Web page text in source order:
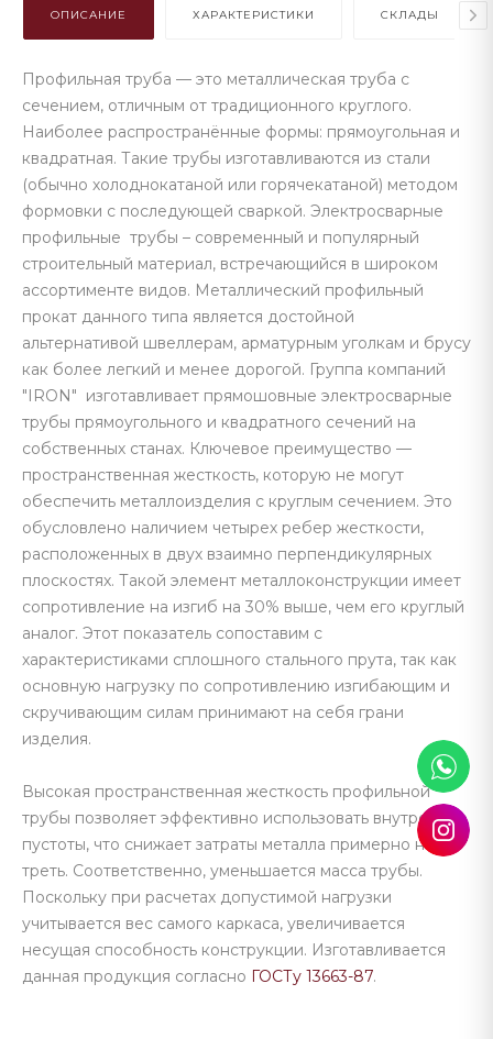
ОПИСАНИЕ ХАРАКТЕРИСТИКИ СКЛАДЫ
Профильная труба — это металлическая труба с
сечением, отличным от традиционного круглого.
Наиболее распространённые формы: прямоугольная и
квадратная. Такие трубы изготавливаются из стали
(обычно холоднокатаной или горячекатаной) методом
формовки с последующей сваркой. Электросварные
профильные трубы – современный и популярный
строительный материал, встречающийся в широком
ассортименте видов. Металлический профильный
прокат данного типа является достойной
альтернативой швеллерам, арматурным уголкам и брусу
как более легкий и менее дорогой. Группа компаний
"IRON" изготавливает прямошовные электросварные
трубы прямоугольного и квадратного сечений на
собственных станах. Ключевое преимущество —
пространственная жесткость, которую не могут
обеспечить металлоизделия с круглым сечением. Это
обусловлено наличием четырех ребер жесткости,
расположенных в двух взаимно перпендикулярных
плоскостях. Такой элемент металлоконструкции имеет
сопротивление на изгиб на 30% выше, чем его круглый
аналог. Этот показатель сопоставим с
характеристиками сплошного стального прута, так как
основную нагрузку по сопротивлению изгибающим и
скручивающим силам принимают на себя грани
изделия.
Высокая пространственная жесткость профильной
трубы позволяет эффективно использовать внутренние
пустоты, что снижает затраты металла примерно на
треть. Соответственно, уменьшается масса трубы.
Поскольку при расчетах допустимой нагрузки
учитывается вес самого каркаса, увеличивается
несущая способность конструкции. Изготавливается
данная продукция согласно ГОСТу 13663-87.